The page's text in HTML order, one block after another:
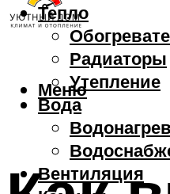
Тепло
Радиаторы
Утепление
Вода
Вентиляция
Меню